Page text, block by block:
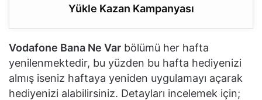
Yükle Kazan Kampanyası
Vodafone Bana Ne Var bölümü her hafta
yenilenmektedir, bu yüzden bu hafta hediyenizi
almış iseniz haftaya yeniden uygulamayı açarak
hediyenizi alabilirsiniz. Detayları incelemek için;